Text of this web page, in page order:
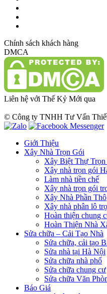
Chính sách khách hàng
DMCA
Liên hệ với Thế Kỷ Mới qua
© Công ty TNHH Tư Vấn
Giới Thiệu
Xây Nhà Trọn Gói
Xây Biệt Thự Trọn
Xây nhà trọn gói
Làm nhà tiền chế
Xây nhà trọn gói
Xây Nhà Phần Thô
Xây nhà phân lô
Hoàn thiện chung
Hoàn Thiện Nhà
Sửa chữa – Cải Tạo Nhà
Sửa chữa, cải tạo
Sửa nhà tại Hà Nội
Sửa chữa nhà phố
Sửa chữa chung cư
Sửa chữa Văn
Báo Giá